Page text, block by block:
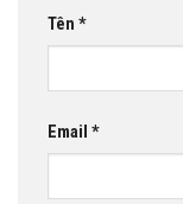
Tên *
Email *